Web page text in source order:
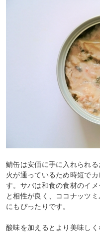
鯖缶は安価に手に入れられ
火が通っているため時短で
す。サバは和食の食材のイ
と相性が良く、ココナッツ
にもぴったりです。
酸味を加えるとより美味し